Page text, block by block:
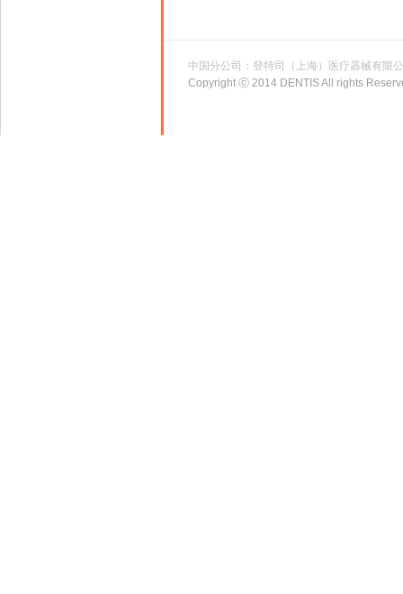
中国分公司：登特司（上海）医疗器械有限
Copyright ⓒ 2014 DENTIS All rights